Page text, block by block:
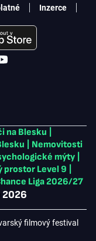
na Blesku
Nemovitosti
mýty
prostor Level 9
Liga 2026/27
2026
filmový festival
Inzerce